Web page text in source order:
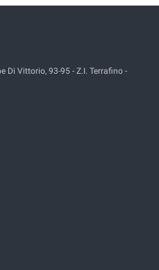
Di Vittorio, 93-95 - Z.I. Terrafino -